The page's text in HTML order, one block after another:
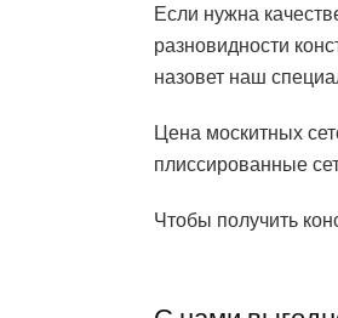
Если нужна
разновидности
назовет наш
Цена москитных
плиссированные
Чтобы получить